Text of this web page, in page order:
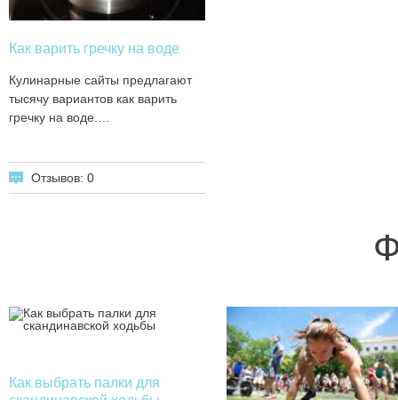
Как варить гречку на воде
Кулинарные сайты предлагают
тысячу вариантов как варить
гречку на воде.…
Отзывов: 0
Как выбрать палки для